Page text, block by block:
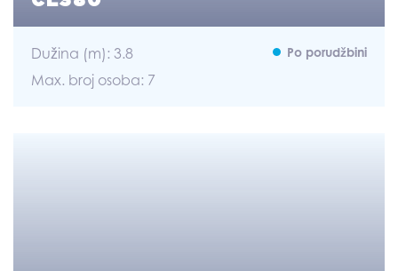
Dužina (m): 3.8
Max. broj osoba: 7
Po porudžbini